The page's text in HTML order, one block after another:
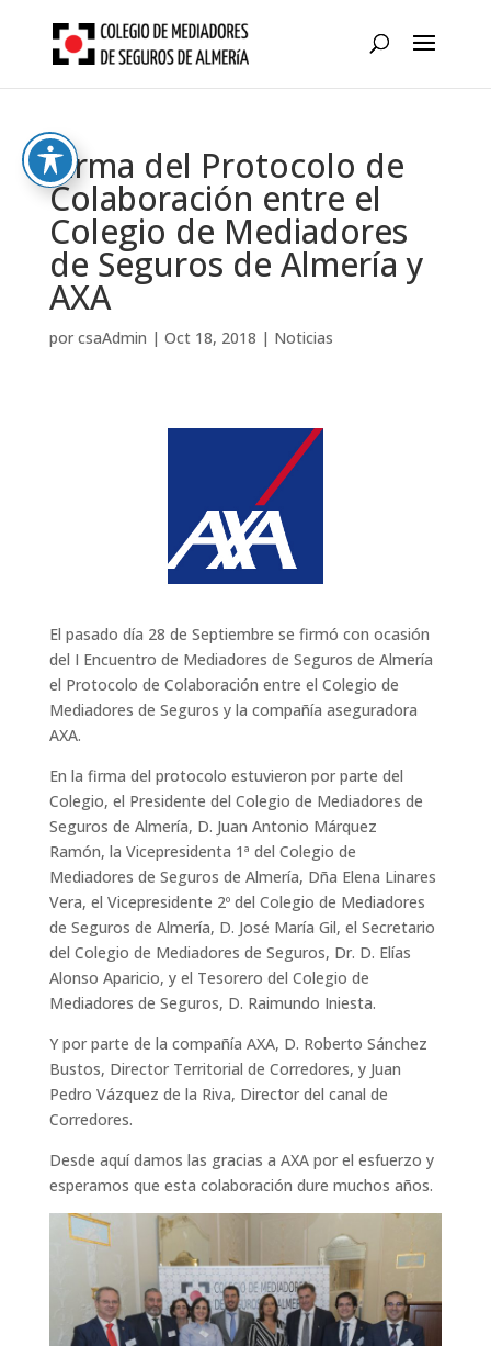
content
Firma del Protocolo de
Colaboración entre el
Colegio de Mediadores
de Seguros de Almería y
AXA
por csaAdmin | Oct 18, 2018 | Noticias
El pasado día 28 de Septiembre se firmó con ocasión
del I Encuentro de Mediadores de Seguros de Almería
el Protocolo de Colaboración entre el Colegio de
Mediadores de Seguros y la compañía aseguradora
AXA.
En la firma del protocolo estuvieron por parte del
Colegio, el Presidente del Colegio de Mediadores de
Seguros de Almería, D. Juan Antonio Márquez
Ramón, la Vicepresidenta 1ª del Colegio de
Mediadores de Seguros de Almería, Dña Elena Linares
Vera, el Vicepresidente 2º del Colegio de Mediadores
de Seguros de Almería, D. José María Gil, el Secretario
del Colegio de Mediadores de Seguros, Dr. D. Elías
Alonso Aparicio, y el Tesorero del Colegio de
Mediadores de Seguros, D. Raimundo Iniesta.
Y por parte de la compañía AXA, D. Roberto Sánchez
Bustos, Director Territorial de Corredores, y Juan
Pedro Vázquez de la Riva, Director del canal de
Corredores.
Desde aquí damos las gracias a AXA por el esfuerzo y
esperamos que esta colaboración dure muchos años.